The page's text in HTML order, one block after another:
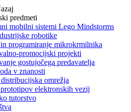
predmeti
mobilni sistemi Lego Mindstorms
robotike
programiranje mikrokrmilnika
promocijski projekti
gostujočega predavatelja
v znanosti
distribucijska omrežja
elektronskih vezij
tutorstvo